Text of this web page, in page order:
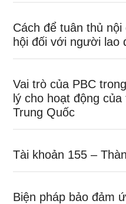
Cách để tuân thủ
hội đối với người lao
Vai trò của PBC
lý cho hoạt động
Trung Quốc
Tài khoản 155 –
Biện pháp bảo đảm